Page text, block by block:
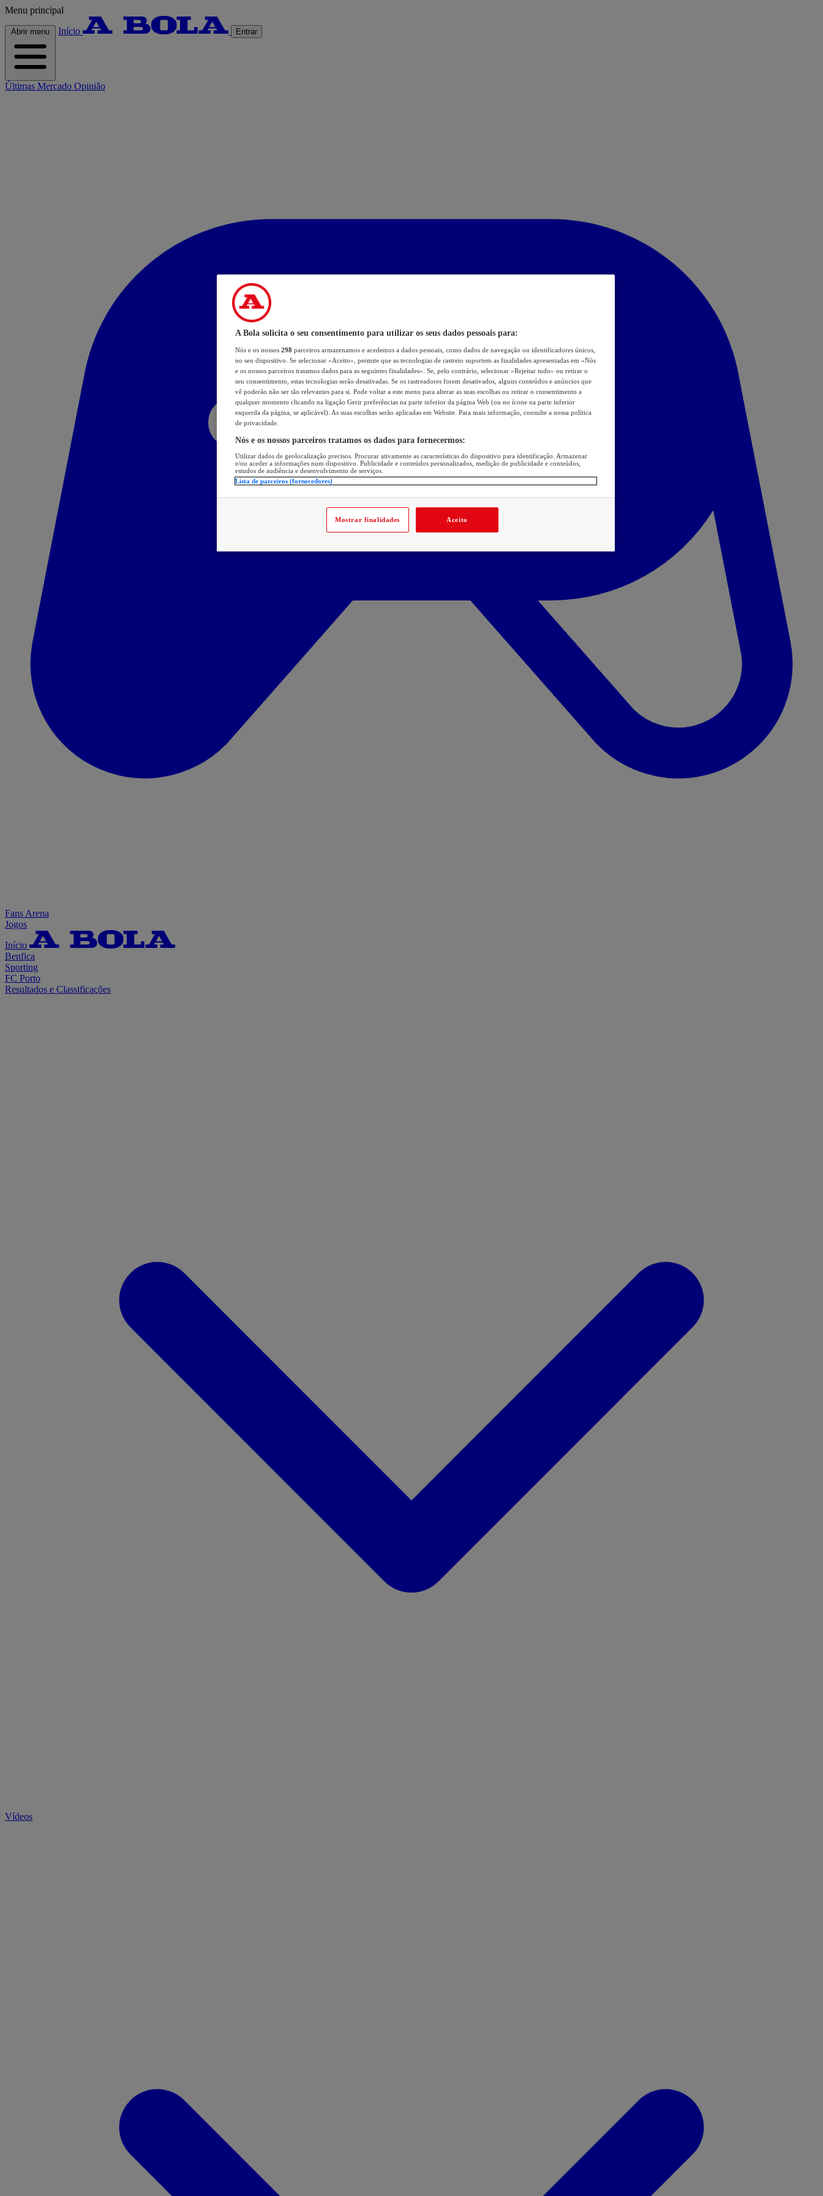
Menu principal
Abrir menu Início Entrar
Últimas Mercado Opinião
Fans Arena
Jogos
Início
Benfica
Sporting
FC Porto
Resultados e Classificações
Vídeos
A Bola solicita o seu consentimento para utilizar os seus dados pessoais para:
Nós e os nossos 298 parceiros armazenamos e acedemos a dados pessoais, como dados de navegação ou identificadores únicos,
no seu dispositivo. Se selecionar «Aceito», permite que as tecnologias de rastreio suportem as finalidades apresentadas em «Nós
e os nossos parceiros tratamos dados para as seguintes finalidades». Se, pelo contrário, selecionar «Rejeitar tudo» ou retirar o
seu consentimento, estas tecnologias serão desativadas. Se os rastreadores forem desativados, alguns conteúdos e anúncios que
vê poderão não ser tão relevantes para si. Pode voltar a este menu para alterar as suas escolhas ou retirar o consentimento a
qualquer momento clicando na ligação Gerir preferências na parte inferior da página Web (ou no ícone na parte inferior
esquerda da página, se aplicável). As suas escolhas serão aplicadas em Website. Para mais informação, consulte a nossa política
de privacidade.
Nós e os nossos parceiros tratamos os dados para fornecermos:
Utilizar dados de geolocalização precisos. Procurar ativamente as características do dispositivo para identificação. Armazenar
e/ou aceder a informações num dispositivo. Publicidade e conteúdos personalizados, medição de publicidade e conteúdos,
estudos de audiência e desenvolvimento de serviços.
Lista de parceiros (fornecedores)
Mostrar finalidades Aceito